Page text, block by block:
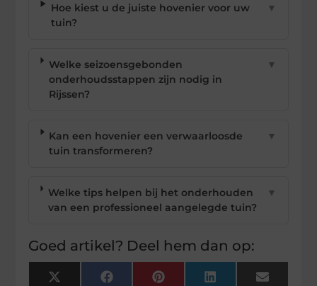
Hoe kiest u de juiste hovenier voor uw
tuin?
▼
Welke seizoensgebonden
onderhoudsstappen zijn nodig in
Rijssen?
▼
Kan een hovenier een verwaarloosde
tuin transformeren?
▼
Welke tips helpen bij het onderhouden
van een professioneel aangelegde tuin?
▼
Goed artikel? Deel hem dan op:
X FacebookPinterest LinkedIn Email